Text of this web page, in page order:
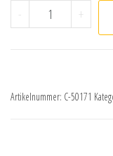
- Leder Kette in
+
Artikelnummer: C-50171